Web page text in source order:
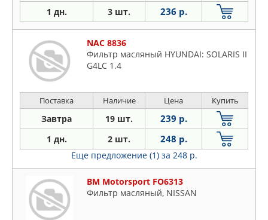
1 дн. 3 шт. 236 р.
NAC 8836
Фильтр масляный HYUNDAI: SOLARIS II
G4LC 1.4
Поставка Наличие Цена Купить
Завтра 19 шт. 239 р.
1 дн. 2 шт. 248 р.
Еще предложение (1) за 248 р.
BM Motorsport FO6313
Фильтр масляный, NISSAN